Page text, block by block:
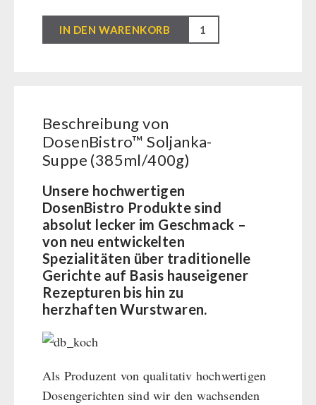
Atemschutz / ABC Schutzanzug
kingnature-Vitalstoffe
Notrationen
Hauptmahlzeiten
Dessert
Ergänzungs-Pakete
DosenBistro™
Soljanka-
IN DEN WARENKORB
Beschreibung von
DosenBistro™ Soljanka-
Suppe (385ml/400g)
Unsere hochwertigen
DosenBistro Produkte sind
absolut lecker im Geschmack –
von neu entwickelten
Spezialitäten über traditionelle
Gerichte auf Basis hauseigener
Rezepturen bis hin zu
herzhaften Wurstwaren.
Als Produzent von qualitativ hochwertigen
Dosengerichten sind wir den wachsenden